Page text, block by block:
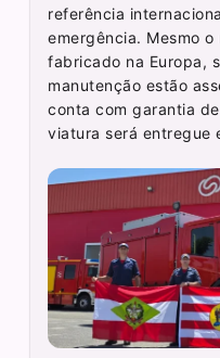
referência
emergência. Mesmo
fabricado na Europa,
manutenção estão
conta com garantia
viatura será entregue